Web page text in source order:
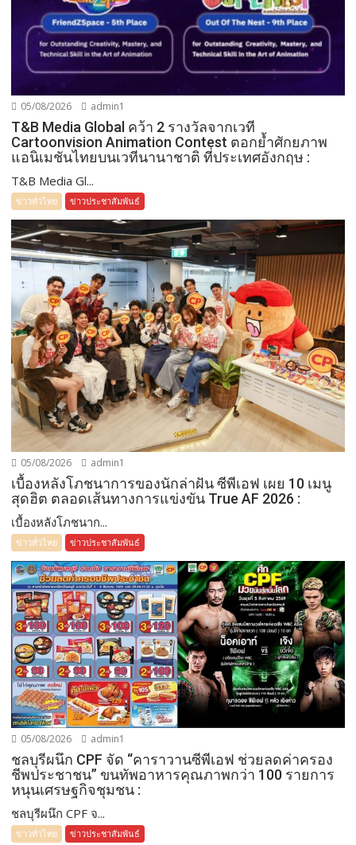
05/08/2026 admin1
T&B Media Global คว้า 2 รางวัลจากเวที
Cartoonvision Animation Contest ตอกย้ำศักยภาพ
แอนิเมชันไทยบนเวทีนานาชาติ ที่ประเทศอังกฤษ :
T&B Media Gl...
ข่าวทั่วไทย ข่าวประชาสัมพันธ์
05/08/2026 admin1
เบื้องหลังโภชนาการของนักล่าฝัน ซีพีเอฟ เผย 10 เมนู
สุดฮิต ตลอดเส้นทางการแข่งขัน True AF 2026 :
เบื้องหลังโภชนาก...
ข่าวทั่วไทย ข่าวประชาสัมพันธ์
05/08/2026 admin1
ชลบุรีผนึก CPF จัด “คาราวานซีพีเอฟ ช่วยลดค่าครอง
ชีพประชาชน” ขนทัพอาหารคุณภาพกว่า 100 รายการ
หนุนเศรษฐกิจชุมชน :
ชลบุรีผนึก CPF จ...
ข่าวทั่วไทย ข่าวประชาสัมพันธ์